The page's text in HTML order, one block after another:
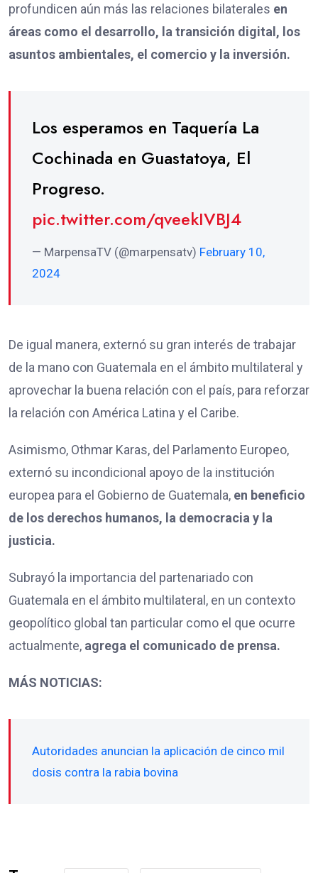
profundicen aún más las relaciones bilaterales en
áreas como el desarrollo, la transición digital, los
asuntos ambientales, el comercio y la inversión.
Los esperamos en Taquería La
Cochinada en Guastatoya, El
Progreso.
pic.twitter.com/qveekIVBJ4
— MarpensaTV (@marpensatv) February 10,
2024
De igual manera, externó su gran interés de trabajar
de la mano con Guatemala en el ámbito multilateral y
aprovechar la buena relación con el país, para reforzar
la relación con América Latina y el Caribe.
Asimismo, Othmar Karas, del Parlamento Europeo,
externó su incondicional apoyo de la institución
europea para el Gobierno de Guatemala, en beneficio
de los derechos humanos, la democracia y la
justicia.
Subrayó la importancia del partenariado con
Guatemala en el ámbito multilateral, en un contexto
geopolítico global tan particular como el que ocurre
actualmente, agrega el comunicado de prensa.
MÁS NOTICIAS:
Autoridades anuncian la aplicación de cinco mil
dosis contra la rabia bovina